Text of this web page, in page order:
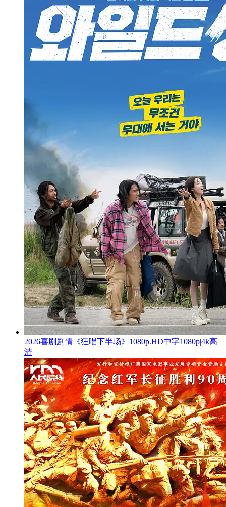
2026喜剧剧情《狂唱下半场》1080p.HD中字1080p|4k高
清